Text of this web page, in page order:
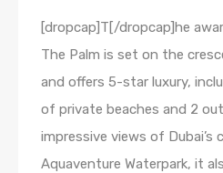
[dropcap]T[/dropcap]he
The Palm is set on the
and offers 5-star luxury,
of private beaches and 2
impressive views of Dubai’s
Aquaventure Waterpark, it